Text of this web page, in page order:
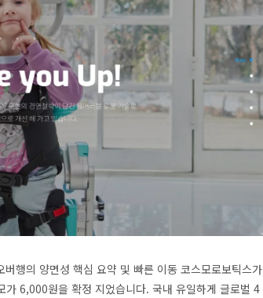
행의 양면성 핵심 요약 및 빠른 이동 코스모로보틱스가
6,000원을 확정 지었습니다. 국내 유일하게 글로벌 4